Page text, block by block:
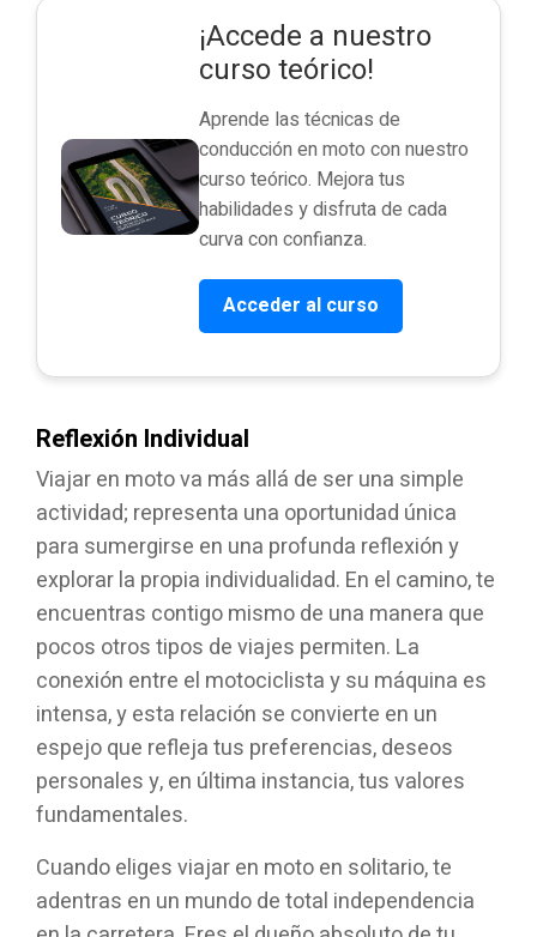
¡Accede a nuestro
curso teórico!
Aprende las técnicas de
conducción en moto con nuestro
curso teórico. Mejora tus
habilidades y disfruta de cada
curva con confianza.
Acceder al curso
Reflexión Individual
Viajar en moto va más allá de ser una simple
actividad; representa una oportunidad única
para sumergirse en una profunda reflexión y
explorar la propia individualidad. En el camino, te
encuentras contigo mismo de una manera que
pocos otros tipos de viajes permiten. La
conexión entre el motociclista y su máquina es
intensa, y esta relación se convierte en un
espejo que refleja tus preferencias, deseos
personales y, en última instancia, tus valores
fundamentales.
Cuando eliges viajar en moto en solitario, te
adentras en un mundo de total independencia